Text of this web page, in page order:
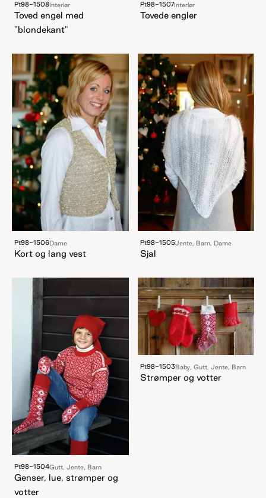
Pt98-1508Interiør
Toved engel med
"blondekant"
Pt98-1507Interiør
Tovede engler
Pt98-1506Dame
Kort og lang vest
Pt98-1505Jente, Barn, Dame
Sjal
Pt98-1504Gutt, Jente, Barn
Genser, lue, strømper og
votter
Pt98-1503Baby, Gutt, Jente, Barn
Strømper og votter